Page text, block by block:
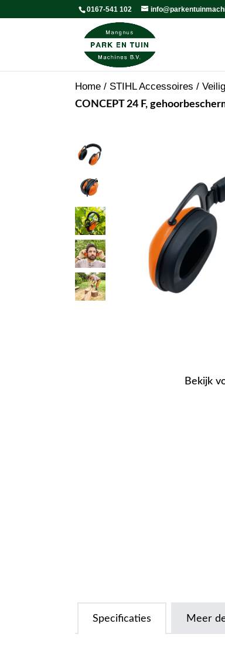
0167-541 102
Home / STIHL Accessoires /
CONCEPT 24 F,
Bekijk
Specificaties Meer